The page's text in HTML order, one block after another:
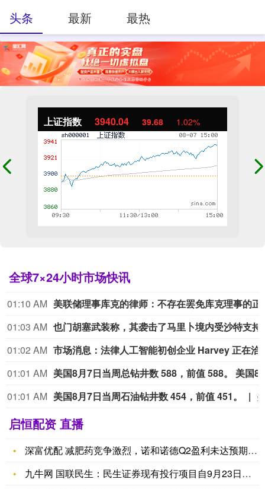
上证指数 3940.04 39.68 1.02%
全球7×24小时市场快讯
01:10 AM
01:03 AM
01:02 AM
01:01 AM
01:01 AM 美国8月7日当周石油钻井数 454，前值 451。
启恒配资 直播
深富优配 减肥药竞争激烈，诺和诺德Q2盈利未达预期，重申下调
九牛网 国联民生：民生证券现有投行项目自9月23日起迁移并入
头条 最新 最热